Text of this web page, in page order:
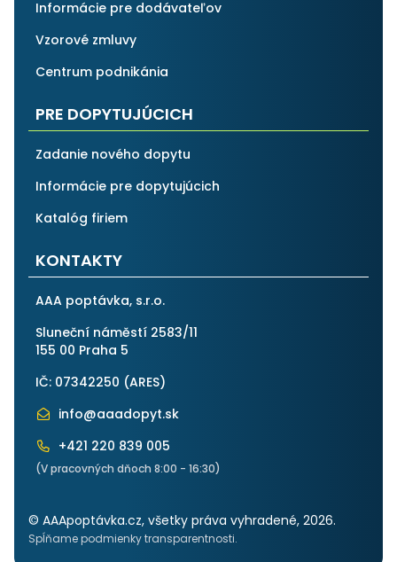
Informácie pre dodávateľov
Vzorové zmluvy
Centrum podnikánia
PRE DOPYTUJÚCICH
Zadanie nového dopytu
Informácie pre dopytujúcich
Katalóg firiem
KONTAKTY
AAA poptávka, s.r.o.
Sluneční náměstí 2583/11
155 00 Praha 5
IČ: 07342250 (ARES)
info@aaadopyt.sk
+421 220 839 005
(V pracovných dňoch 8:00 - 16:30)
© AAApoptávka.cz, všetky práva vyhradené, 2026.
Spĺňame podmienky transparentnosti.